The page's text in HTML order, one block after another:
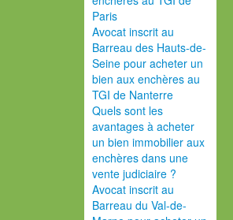
Paris
Avocat inscrit au
Barreau des Hauts-de-
Seine pour acheter un
bien aux enchères au
TGI de Nanterre
Quels sont les
avantages à acheter
un bien immobilier aux
enchères dans une
vente judiciaire ?
Avocat inscrit au
Barreau du Val-de-